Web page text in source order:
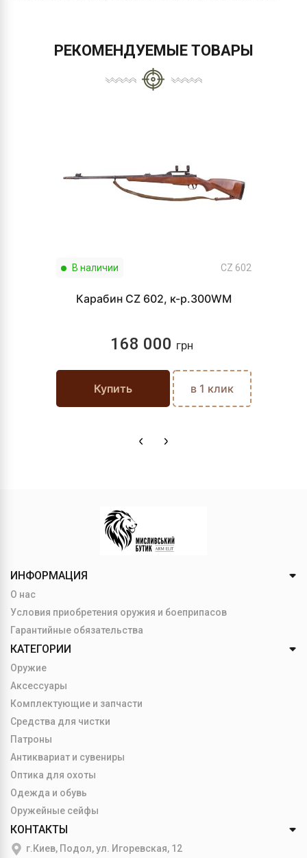
РЕКОМЕНДУЕМЫЕ ТОВАРЫ
В наличии CZ 602
Карабин CZ 602, к-р.300WM
168 000 грн
Купить в 1 клик
ИНФОРМАЦИЯ
О нас
Условия приобретения оружия и боеприпасов
Гарантийные обязательства
КАТЕГОРИИ
Оружие
Аксессуары
Комплектующие и запчасти
Средства для чистки
Патроны
Антиквариат и сувениры
Оптика для охоты
Одежда и обувь
Оружейные сейфы
КОНТАКТЫ
г.Киев, Подол, ул. Игоревская, 12